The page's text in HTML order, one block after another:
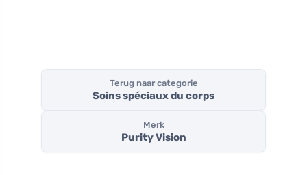
Terug naar categorie
Soins spéciaux du corps
Merk
Purity Vision